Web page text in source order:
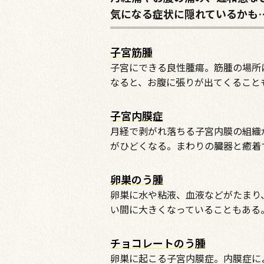
気になる症状に隠れているか
子宮筋腫
子宮にできる良性腫瘍。筋腫の場
なると、お腹に張りが出てくること
子宮内膜症
月経で剥がれ落ちる子宮内膜の組
がひどくなる。まわりの臓器と癒
卵巣のう腫
卵巣に水や粘液、血液などがたま
い間に大きくなっていることもある
チョコレートのう腫
卵巣に起こる子宮内膜症。内膜症